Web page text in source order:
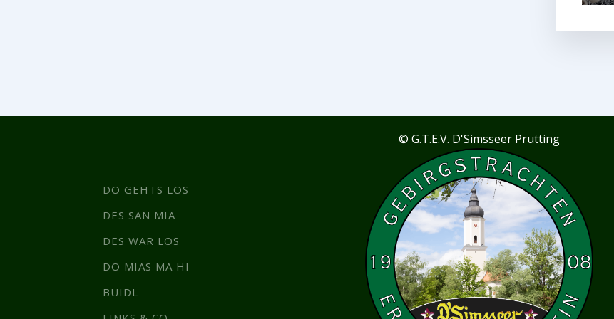
DO GEHTS LOS
DES SAN MIA
DES WAR LOS
DO MIAS MA HI
BUIDL
© G.T.E.V. D'Simsseer Prutting